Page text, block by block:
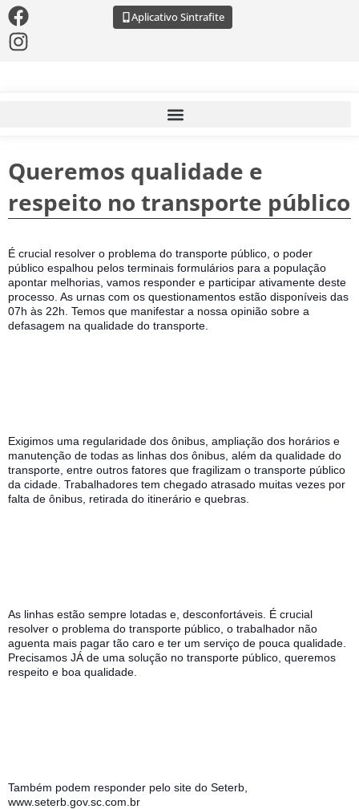
Aplicativo Sintrafite
Queremos qualidade e
respeito no transporte público
É crucial resolver o problema do transporte público, o poder
público espalhou pelos terminais formulários para a população
apontar melhorias, vamos responder e participar ativamente deste
processo. As urnas com os questionamentos estão disponíveis das
07h às 22h. Temos que manifestar a nossa opinião sobre a
defasagem na qualidade do transporte.
Exigimos uma regularidade dos ônibus, ampliação dos horários e
manutenção de todas as linhas dos ônibus, além da qualidade do
transporte, entre outros fatores que fragilizam o transporte público
da cidade. Trabalhadores tem chegado atrasado muitas vezes por
falta de ônibus, retirada do itinerário e quebras.
As linhas estão sempre lotadas e, desconfortáveis. É crucial
resolver o problema do transporte público, o trabalhador não
aguenta mais pagar tão caro e ter um serviço de pouca qualidade.
Precisamos JÁ de uma solução no transporte público, queremos
respeito e boa qualidade.
Também podem responder pelo site do Seterb,
www.seterb.gov.sc.com.br